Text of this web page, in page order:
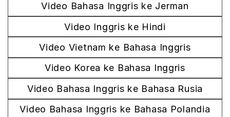
Video Bahasa Inggris ke Jerman
Video Inggris ke Hindi
Video Vietnam ke Bahasa Inggris
Video Korea ke Bahasa Inggris
Video Bahasa Inggris ke Bahasa Rusia
Video Bahasa Inggris ke Bahasa Polandia